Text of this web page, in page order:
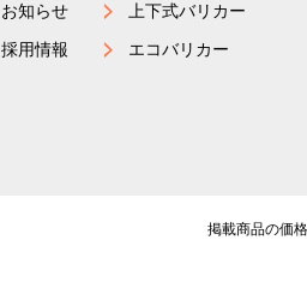
知らせ
用情報
上下式バリカー
エコバリカー
掲載商品の価